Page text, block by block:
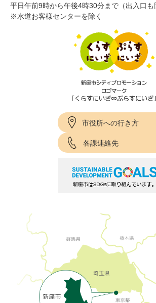
平日午前9時から午後4時30分まで（出入口も
※水道お客様センターを除く
市役所への行き方
各課連絡先